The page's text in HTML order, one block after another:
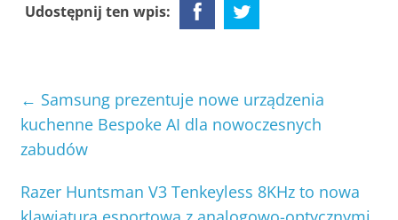
Udostępnij ten wpis:
← Samsung prezentuje nowe urządzenia
kuchenne Bespoke AI dla nowoczesnych
zabudów
Razer Huntsman V3 Tenkeyless 8KHz to nowa